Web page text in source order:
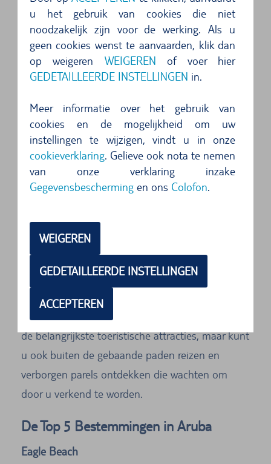
u het gebruik van cookies die niet
noodzakelijk zijn voor de werking. Als u
geen cookies wenst te aanvaarden, klik dan
op weigeren WEIGEREN of voer hier
GEDETAILLEERDE INSTELLINGEN in.
Meer informatie over het gebruik van
cookies en de mogelijkheid om uw
instellingen te wijzigen, vindt u in onze
cookieverklaring. Gelieve ook nota te nemen
van onze verklaring inzake
Gegevensbeschermingen ons Colofon.
WEIGEREN
GEDETAILLEERDE INSTELLINGEN
ACCEPTEREN
adembenemende schoonheid en diversiteit van
Aruba op uw eigen tempo. Dompel uzelf onder in
de fascinerende cultuur, verken de ongerepte
natuur en ontdek de verborgen schatten van dit
betoverende eiland. Kom meer te weten over de
voordelen van een huurauto op Aruba en laat u
inspireren om een onvergetelijke reis te beleven.
Flexibiliteit en Vrijheid
Een huurauto op Aruba biedt u onschatbare
houden aan starre schema's van rondleidingen,
heeft u de mogelijkheid om uw eigen tempo te
bepalen en elk moment ten volle te genieten.
Begin uw dag wanneer u maar wilt en beslis
spontaan welke plaatsen u wilt bezoeken. Met
een huurauto bent u niet alleen gebonden aan
de belangrijkste toeristische attracties, maar kunt
u ook buiten de gebaande paden reizen en
verborgen parels ontdekken die wachten om
door u verkend te worden.
De Top 5 Bestemmingen in Aruba
Eagle Beach